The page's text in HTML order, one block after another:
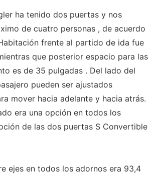
ha tenido dos puertas y nos
de cuatro personas , de acuerdo
frente al partido de ida fue
que posterior espacio para las
es de 35 pulgadas . Del lado del
pueden ser ajustados
mover hacia adelante y hacia atrás.
era una opción en todos los
de las dos puertas S Convertible
ejes en todos los adornos era 93,4